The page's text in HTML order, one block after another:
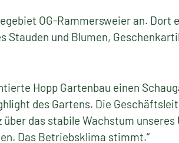
OG-Rammersweier an. Dort
Stauden und Blumen,
Hopp Gartenbau einen
des Gartens. Die
das stabile Wachstum
Das Betriebsklima stimmt.“